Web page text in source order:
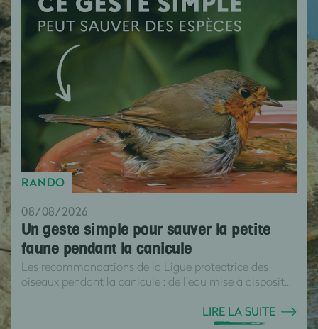
RANDO
08/08/2026
Un geste simple pour sauver la petite
faune pendant la canicule
Les recommandations de la Ligue protectrice des
oiseaux pendant la canicule : de l’eau mise à disposit...
LIRE LA SUITE